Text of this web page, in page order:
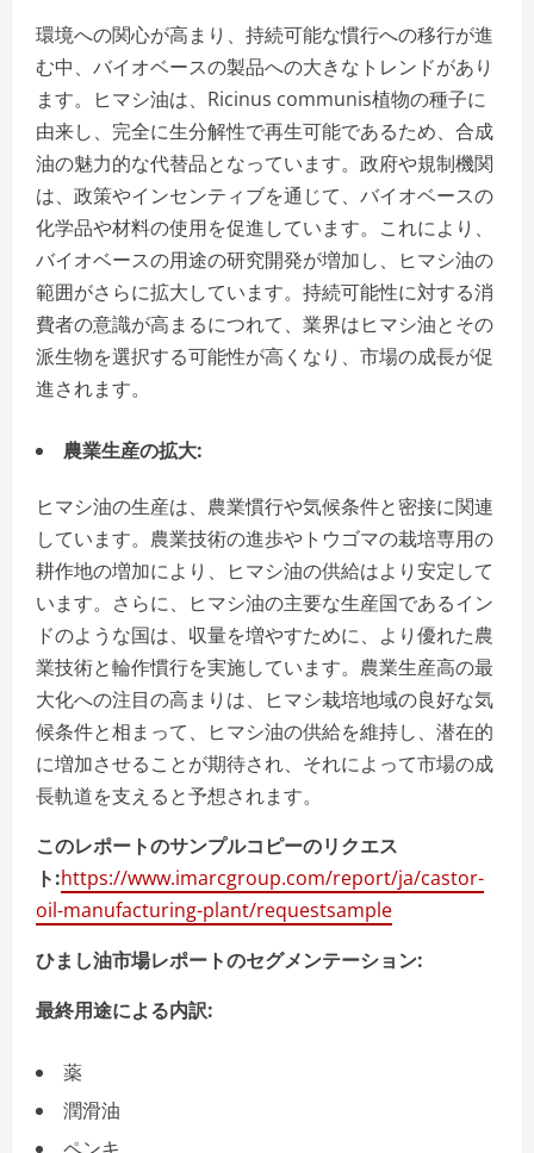
環境への関心が高まり、持続可能な慣行への移行が進
む中、バイオベースの製品への大きなトレンドがあり
ます。ヒマシ油は、Ricinus communis植物の種子に
由来し、完全に生分解性で再生可能であるため、合成
油の魅力的な代替品となっています。政府や規制機関
は、政策やインセンティブを通じて、バイオベースの
化学品や材料の使用を促進しています。これにより、
バイオベースの用途の研究開発が増加し、ヒマシ油の
範囲がさらに拡大しています。持続可能性に対する消
費者の意識が高まるにつれて、業界はヒマシ油とその
派生物を選択する可能性が高くなり、市場の成長が促
進されます。
農業生産の拡大:
ヒマシ油の生産は、農業慣行や気候条件と密接に関連
しています。農業技術の進歩やトウゴマの栽培専用の
耕作地の増加により、ヒマシ油の供給はより安定して
います。さらに、ヒマシ油の主要な生産国であるイン
ドのような国は、収量を増やすために、より優れた農
業技術と輪作慣行を実施しています。農業生産高の最
大化への注目の高まりは、ヒマシ栽培地域の良好な気
候条件と相まって、ヒマシ油の供給を維持し、潜在的
に増加させることが期待され、それによって市場の成
長軌道を支えると予想されます。
このレポートのサンプルコピーのリクエス
ト:https://www.imarcgroup.com/report/ja/castor-
oil-manufacturing-plant/requestsample
ひまし油市場レポートのセグメンテーション:
最終用途による内訳:
薬
潤滑油